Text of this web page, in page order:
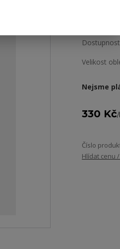
Dostupnost
Velikost
Nejsme
330 Kč/
Číslo
Hlídat cenu